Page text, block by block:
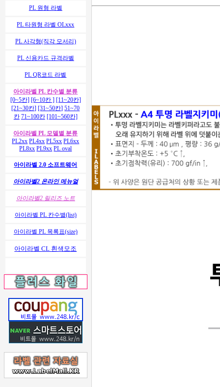
PL 원형 라벨
PL 타원형 라벨 OLxxx
PL 사각형(직각 모서리)
PL 신용카드 규격라벨
PL QR코드 라벨
아이라벨 PL 칸수별 분류
[0~5칸] [6~10칸 ] [11~20칸]
[21~30칸] [31~50칸] 51~70
칸 71~100칸 [101~560칸]
아이라벨 PL 모델별 분류
PL2xx PL4xx PL5xx PL6xx
PL8xx PL9xx PL oval
아이라벨 2.0 소프트웨어
아이라벨2 온라인 메뉴얼
아이라벨2 릴리즈 노트
아이라벨 PL 칸수별(list)
아이라벨 PL 목록표(size)
아이라벨 CL 흰색모조